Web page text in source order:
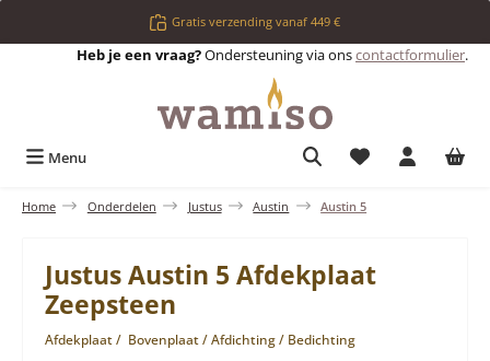
Ga naar de hoofdinhoudGratis verzending vanaf 449 €
Heb je een vraag?Ondersteuning via onscontactformulier.
Menu Je hebt 0 items
Home Onderdelen Justus Austin Austin 5
Justus Austin 5 Afdekplaat
Zeepsteen
Afdekplaat / Bovenplaat / Afdichting / Bedichting